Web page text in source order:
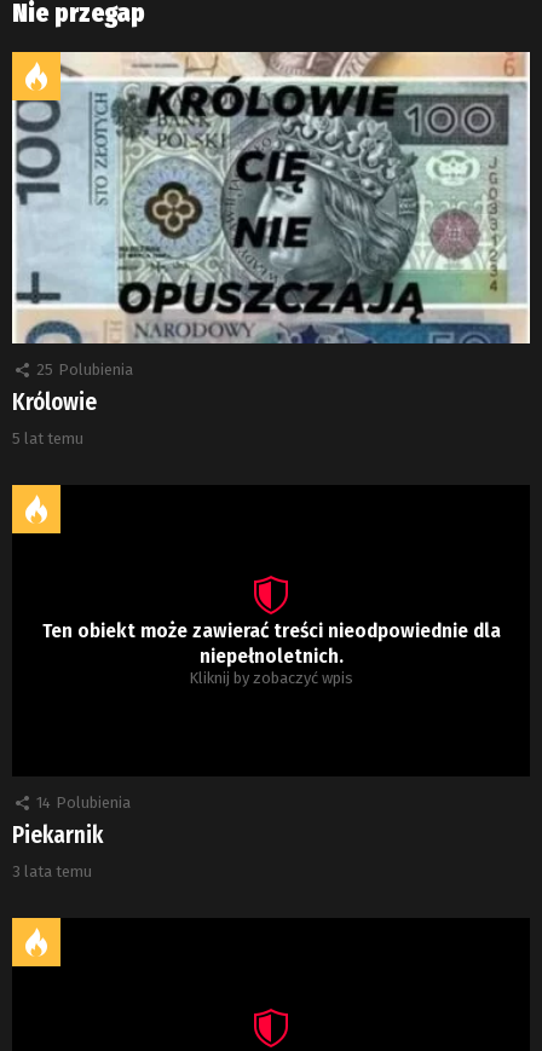
Nie przegap
25 Polubienia
Królowie
5 lat temu
Ten obiekt może zawierać treści nieodpowiednie dla
niepełnoletnich.
Kliknij by zobaczyć wpis
14 Polubienia
Piekarnik
3 lata temu